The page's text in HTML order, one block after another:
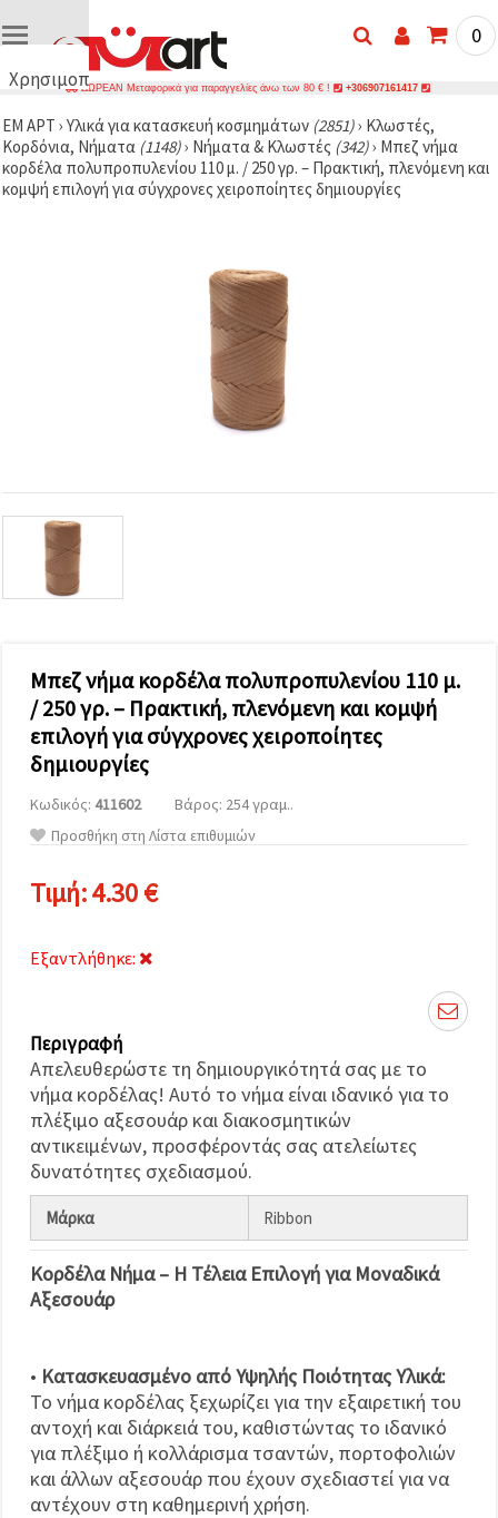
Χρησιμοποιούμε
🍪
Χρησιμοποιούμε
cookies και
παρόμοιες
την
και να
προβάλλουμε
πιο σχετικό
περιεχόμενο
και
τη βοήθεια
συνεργατών
μας για
αναλύσεις
μάρκετινγκ.
Μπορείτε
συμφωνήσετε
όλα τα
cookies
ιστότοπο!
προτιμήσεις
σας στις
ρυθμίσεις
επιλέγοντας
δεδομένο
τύπο
cookies και
κάνοντας
κλικ στο
κουμπί
Αποθήκευση.
Αποδέχομαι
0
ΔΩΡΕΑΝ Μεταφορικά για παραγγελίες άνω των 80 € ! +306907161417
ΕΜ ΑΡΤ › Υλικά για κατασκευή κοσμημάτων (2851)› Κλωστές,
Κορδόνια, Νήματα (1148)› Νήματα & Κλωστές (342)› Μπεζ νήμα
κορδέλα πολυπροπυλενίου 110 μ. / 250 γρ. – Πρακτική, πλενόμενη και
κομψή επιλογή για σύγχρονες χειροποίητες δημιουργίες
Μπεζ νήμα κορδέλα πολυπροπυλενίου 110 μ.
/ 250 γρ. – Πρακτική, πλενόμενη και κομψή
επιλογή για σύγχρονες χειροποίητες
δημιουργίες
Κωδικός: 411602
Βάρος: 254 γραμ..
Προσθήκη στη Λίστα επιθυμιών
Τιμή:4.30 €
Εξαντλήθηκε:
Περιγραφή
Απελευθερώστε τη δημιουργικότητά σας με το
νήμα κορδέλας! Αυτό το νήμα είναι ιδανικό για το
πλέξιμο αξεσουάρ και διακοσμητικών
αντικειμένων, προσφέροντάς σας ατελείωτες
δυνατότητες σχεδιασμού.
Μάρκα Ribbon
Κορδέλα Νήμα – Η Τέλεια Επιλογή για Μοναδικά
Αξεσουάρ
• Κατασκευασμένο από Υψηλής Ποιότητας Υλικά:
Το νήμα κορδέλας ξεχωρίζει για την εξαιρετική του
αντοχή και διάρκειά του, καθιστώντας το ιδανικό
για πλέξιμο ή κολλάρισμα τσαντών, πορτοφολιών
και άλλων αξεσουάρ που έχουν σχεδιαστεί για να
αντέχουν στη καθημερινή χρήση.